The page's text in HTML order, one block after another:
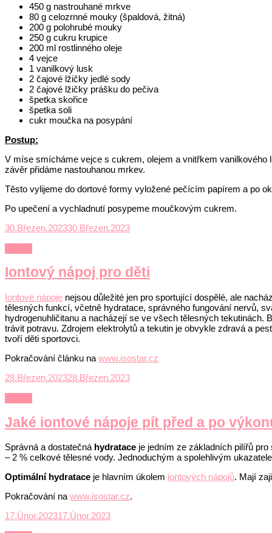
450 g nastrouhané mrkve
80 g celozrnné mouky (špaldová, žitná)
200 g polohrubé mouky
250 g cukru krupice
200 ml rostlinného oleje
4 vejce
1 vanilkový lusk
2 čajové lžičky jedlé sody
2 čajové lžičky prášku do pečiva
špetka skořice
špetka soli
cukr moučka na posypání
Postup:
V míse smícháme vejce s cukrem, olejem a vnitřkem
závěr přidáme nastouhanou mrkev.
Těsto vylijeme do dortové formy vyložené pečícím papírem a po
Po upečení a vychladnutí posypeme moučkovým cukrem.
30.Březen.202330.Březen.2023
Iontový nápoj pro děti
Iontové nápoje nejsou důležité jen pro sportující dospělé, ale
tělesných funkcí, včetně hydratace, správného fungování nervů,
hydrogenuhličitanu a nacházejí se ve všech tělesných
trávit potravu. Zdrojem elektrolytů a tekutin je obvykle zdravá a
tvoří děti sportovci.
Pokračování článku na www.isostar.cz
28.Březen.202328.Březen.2023
Jaké iontové nápoje pít před a po
Správná a dostatečná hydratace je jedním ze základních pilířů
– 2 % celkové tělesné vody. Jednoduchým a spolehlivým
Optimální hydratace je hlavním úkolem iontových nápojů. Mají
Pokračování na www.isostar.cz.
17.Únor.202317.Únor.2023